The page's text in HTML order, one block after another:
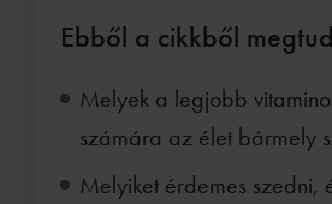
Ebből a cikkből
Melyek a legjobb
számára az élet bármely
Melyiket érdemes szedni,